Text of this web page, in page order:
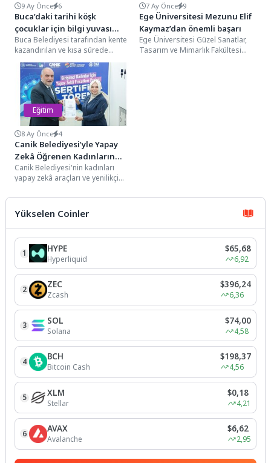
9 Ay Önce 6
Buca’daki tarihi köşk
çocuklar için bilgi yuvası
oldu
Buca Belediyesi tarafından kente
kazandırılan ve kısa sürede
vatandaşların uğrak noktası
haline gelen Cumhuriyet
Kütüphanesi,...
7 Ay Önce 9
Ege Üniversitesi Mezunu Elif
Kaymaz’dan önemli başarı
Ege Üniversitesi Güzel Sanatlar,
Tasarım ve Mimarlık Fakültesi
Eğitim
8 Ay Önce 4
Canik Belediyesi’yle Yapay
Zekâ Öğrenen Kadınların
Sertifika Coşkusu
Canik Belediyesi'nin kadınları
yapay zekâ araçları ve yenilikçi
Kadınlar İçin Yapay Zekâ...
Yükselen Coinler
1 HYPE
Hyperliquid
$65,68
6,92
2 ZEC
Zcash
$396,24
6,36
3 SOL
Solana
$74,00
4,58
4 BCH
Bitcoin Cash
$198,37
4,56
5 XLM
Stellar
$0,18
4,21
6 AVAX
Avalanche
$6,62
2,95